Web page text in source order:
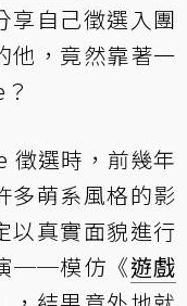
享自己徵選入團
他，竟然靠著一
徵選時，前幾年
多萌系風格的影
以真實面貌進行
──模仿《遊戲